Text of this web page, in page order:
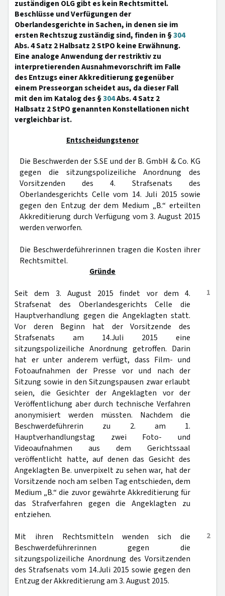
zuständigen OLG gibt es kein Rechtsmittel.
Beschlüsse und Verfügungen der
Oberlandesgerichte in Sachen, in denen sie im
ersten Rechtszug zuständig sind, finden in §304
Abs. 4 Satz 2 Halbsatz 2 StPO keine Erwähnung.
Eine analoge Anwendung der restriktiv zu
interpretierenden Ausnahmevorschrift im Falle
des Entzugs einer Akkreditierung gegenüber
einem Presseorgan scheidet aus, da dieser Fall
mit den im Katalog des §304Abs. 4 Satz 2
Halbsatz 2 StPO genannten Konstellationen nicht
vergleichbar ist.
Entscheidungstenor
Die Beschwerden der S.SE und der B. GmbH & Co. KG
gegen die sitzungspolizeiliche Anordnung des
Vorsitzenden des 4. Strafsenats des
Oberlandesgerichts Celle vom 14. Juli 2015 sowie
gegen den Entzug der dem Medium „B.“ erteilten
Akkreditierung durch Verfügung vom 3. August 2015
werden verworfen.
Die Beschwerdeführerinnen tragen die Kosten ihrer
Rechtsmittel.
Gründe
1
Seit dem 3. August 2015 findet vor dem 4.
Strafsenat des Oberlandesgerichts Celle die
Hauptverhandlung gegen die Angeklagten statt.
Vor deren Beginn hat der Vorsitzende des
Strafsenats am 14.Juli 2015 eine
sitzungspolizeiliche Anordnung getroffen. Darin
hat er unter anderem verfügt, dass Film- und
Fotoaufnahmen der Presse vor und nach der
Sitzung sowie in den Sitzungspausen zwar erlaubt
seien, die Gesichter der Angeklagten vor der
Veröffentlichung aber durch technische Verfahren
anonymisiert werden müssten. Nachdem die
Beschwerdeführerin zu 2. am 1.
Hauptverhandlungstag zwei Foto- und
Videoaufnahmen aus dem Gerichtssaal
veröffentlicht hatte, auf denen das Gesicht des
Angeklagten Be. unverpixelt zu sehen war, hat der
Vorsitzende noch am selben Tag entschieden, dem
Medium „B.“ die zuvor gewährte Akkreditierung für
das Strafverfahren gegen die Angeklagten zu
entziehen.
2
Mit ihren Rechtsmitteln wenden sich die
Beschwerdeführerinnen gegen die
sitzungspolizeiliche Anordnung des Vorsitzenden
des Strafsenats vom 14.Juli 2015 sowie gegen den
Entzug der Akkreditierung am 3. August 2015.